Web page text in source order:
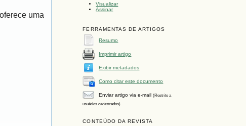
Visualizar
Assinar
FERRAMENTAS DE ARTIGOS
Resumo
Imprimir artigo
Exibir metadados
Como citar este documento
Enviar artigo via e-mail(Restrito a
usuários cadastrados)
CONTEÚDO DA REVISTA
uma